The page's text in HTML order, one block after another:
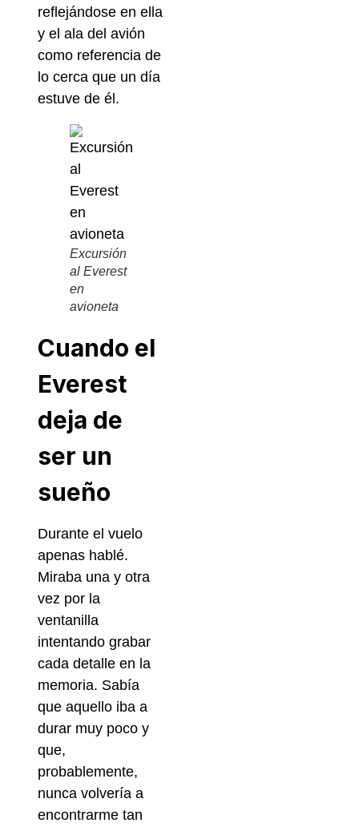
reflejándose en ella
y el ala del avión
como referencia de
lo cerca que un día
estuve de él.
Excursión
al Everest
en
avioneta
Cuando el
Everest
deja de
ser un
sueño
Durante el vuelo
apenas hablé.
Miraba una y otra
vez por la
ventanilla
intentando grabar
cada detalle en la
memoria. Sabía
que aquello iba a
durar muy poco y
que,
probablemente,
nunca volvería a
encontrarme tan